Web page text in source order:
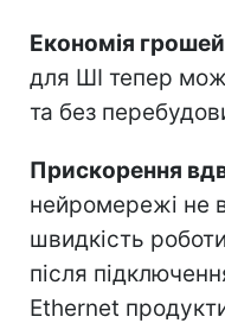
Економія грошей
для ШІ тепер
та без
Прискорення
нейромережі не
швидкість
після
Ethernet